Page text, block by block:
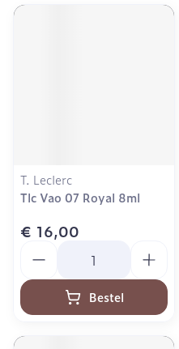
T. Leclerc
Tlc Vao 07 Royal 8ml
€ 16,00
Bestel